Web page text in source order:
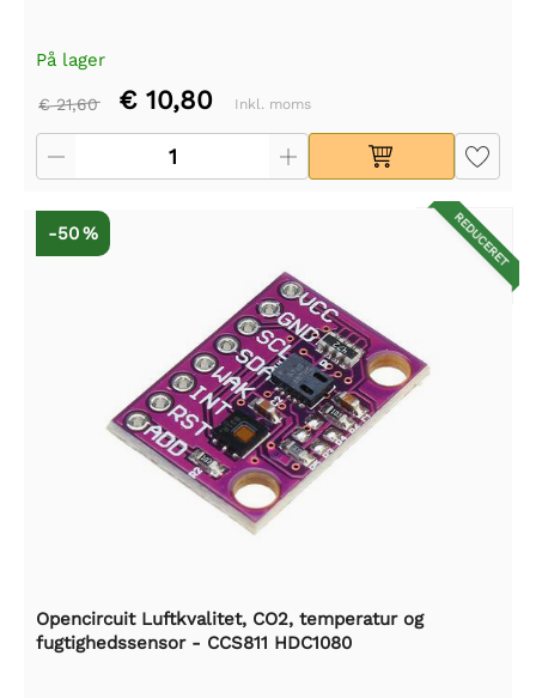
På lager
€ 21,60 € 10,80 Inkl. moms
REDUCERET
-50 %
Opencircuit Luftkvalitet, CO2, temperatur og
fugtighedssensor - CCS811 HDC1080